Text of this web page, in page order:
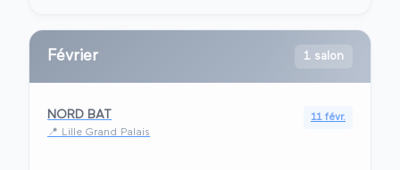
Février 1 salon
NORD BAT
📍 Lille Grand Palais
11 févr.